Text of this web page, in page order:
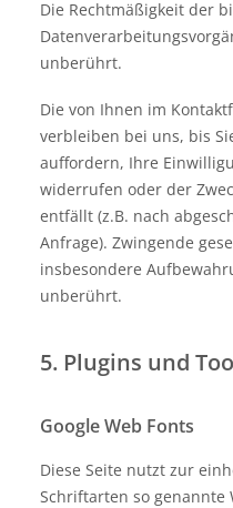
Die Rechtmäßigkeit der
unberührt.
Die von Ihnen im
verbleiben bei uns, bis
auffordern, Ihre
widerrufen oder der
entfällt (z.B. nach
Anfrage). Zwingende
insbesondere
unberührt.
5. Plugins und
Google Web Fonts
Diese Seite nutzt zur
Schriftarten so genannte